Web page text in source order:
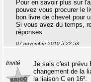
Pour en savoir plus sur
pouvez vous procurer le
bon livre de chevet pour
Si vous avez du temps,
réponses.
07 novembre 2010 à 22:53
Invité
Je sais c'est prévu
changement de la
la liaison C en 16².